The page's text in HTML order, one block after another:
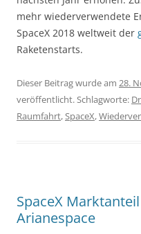
mehr wiederverwendete
SpaceX 2018 weltweit der
Raketenstarts.
Dieser Beitrag wurde am 28.
veröffentlicht. Schlagworte:
Raumfahrt,SpaceX,
SpaceX
Arianespace